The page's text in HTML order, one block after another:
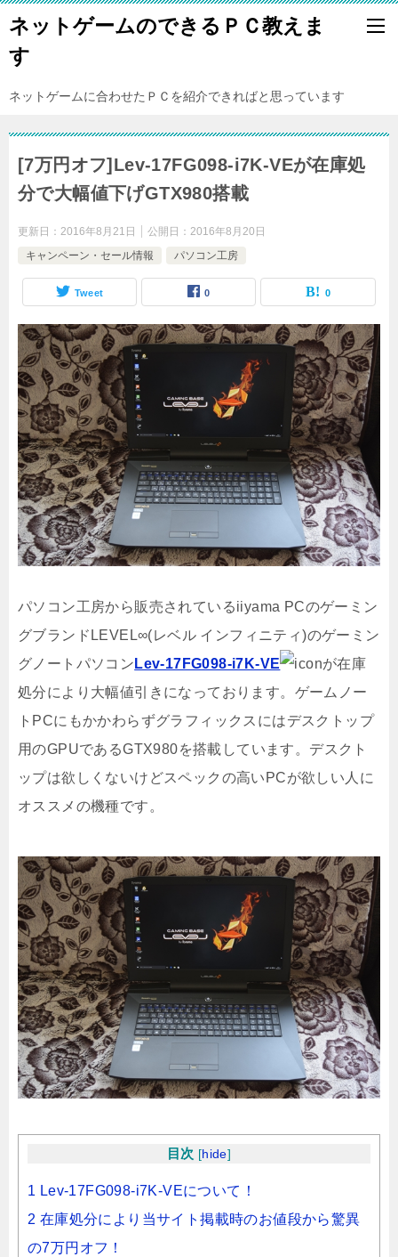
ネットゲームのできるＰＣ教えま
す
ネットゲームに合わせたＰＣを紹介できればと思っています
[7万円オフ]Lev-17FG098-i7K-VEが在庫処
分で大幅値下げGTX980搭載
更新日： 2016年8月21日 公開日： 2016年8月20日
キャンペーン・セール情報
パソコン工房
Tweet 0 0
パソコン工房から販売されているiiyama PCのゲーミン
グブランドLEVEL∞(レベル インフィニティ)のゲーミン
グノートパソコン Lev-17FG098-i7K-VE
が在庫
処分により大幅値引きになっております。ゲームノー
トPCにもかかわらずグラフィックスにはデスクトップ
用のGPUであるGTX980を搭載しています。デスクト
ップは欲しくないけどスペックの高いPCが欲しい人に
オススメの機種です。
目次 [hide]
1 Lev-17FG098-i7K-VEについて！
2 在庫処分により当サイト掲載時のお値段から驚異
の7万円オフ！